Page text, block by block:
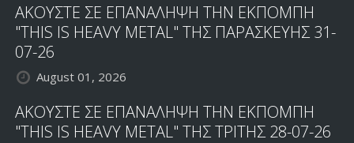
ΑΚΟΥΣΤΕ ΣΕ ΕΠΑΝΑΛΗΨΗ ΤΗΝ ΕΚΠΟΜΠΗ
"THIS IS HEAVY METAL" ΤΗΣ ΠΑΡΑΣΚΕΥΗΣ 31-
07-26
August 01, 2026
ΑΚΟΥΣΤΕ ΣΕ ΕΠΑΝΑΛΗΨΗ ΤΗΝ ΕΚΠΟΜΠΗ
"THIS IS HEAVY METAL" ΤΗΣ ΤΡΙΤΗΣ 28-07-26